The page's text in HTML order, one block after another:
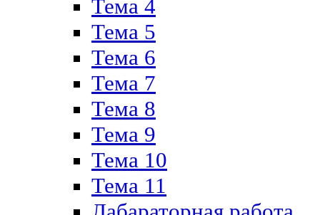
Тема 4
Тема 5
Тема 6
Тема 7
Тема 8
Тема 9
Тема 10
Тема 11